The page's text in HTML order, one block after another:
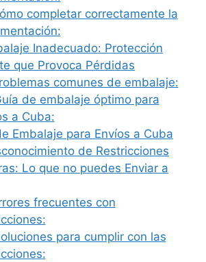
completar correctamente la
Inadecuado: Protección
que Provoca Pérdidas
comunes de embalaje:
de embalaje óptimo para
a Cuba:
Embalaje para Envíos a Cuba
de Restricciones
Lo que no puedes Enviar a
frecuentes con
para cumplir con las